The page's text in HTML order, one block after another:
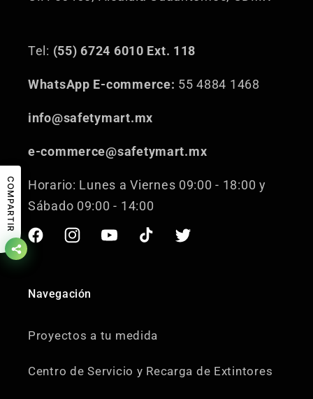
Tel: (55) 6724 6010 Ext. 118
WhatsApp E-commerce: 55 4884 1468
info@safetymart.mx
e-commerce@safetymart.mx
Horario: Lunes a Viernes 09:00 - 18:00 y
Sábado 09:00 - 14:00
FacebookInstagramYouTubeTikTok Twitter
Navegación
Proyectos a tu medida
Centro de Servicio y Recarga de Extintores
COMPARTIR